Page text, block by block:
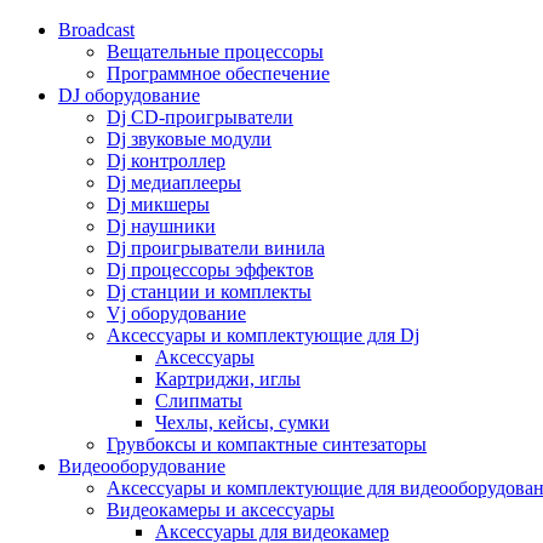
Broadcast
Вещательные процессоры
Программное обеспечение
DJ оборудование
Dj CD-проигрыватели
Dj звуковые модули
Dj контроллер
Dj медиаплееры
Dj микшеры
Dj наушники
Dj проигрыватели винила
Dj процессоры эффектов
Dj станции и комплекты
Vj оборудование
Аксессуары и комплектующие для Dj
Аксессуары
Картриджи, иглы
Слипматы
Чехлы, кейсы, сумки
Грувбоксы и компактные синтезаторы
Видеооборудование
Аксессуары и комплектующие для
Видеокамеры и аксессуары
Аксессуары для видеокамер